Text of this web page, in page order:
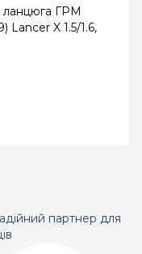
ланцюга ГРМ
Lancer X 1.5/1.6,
партнер для